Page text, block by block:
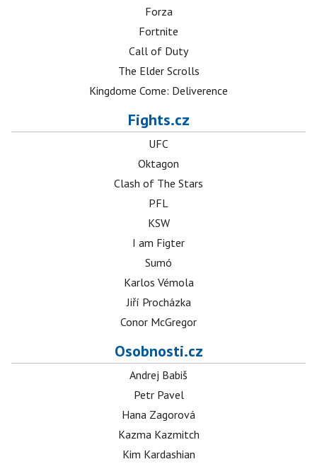
Forza
Fortnite
Call of Duty
The Elder Scrolls
Kingdome Come: Deliverence
Fights.cz
UFC
Oktagon
Clash of The Stars
PFL
KSW
I am Figter
Sumó
Karlos Vémola
Jiří Procházka
Conor McGregor
Osobnosti.cz
Andrej Babiš
Petr Pavel
Hana Zagorová
Kazma Kazmitch
Kim Kardashian